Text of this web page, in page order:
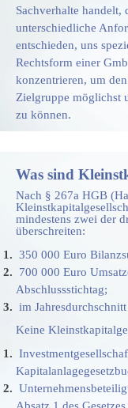
Sachverhalte handelt,
unterschiedliche
entschieden, uns
Rechtsform einer
konzentrieren, um
Zielgruppe möglichst
zu können.
Was sind
Nach § 267a HGB
mindestens zwei der
überschreiten:
350 000 Euro
700 000 Euro
Abschlussstichtag;
im
Keine
Absatz 1 des